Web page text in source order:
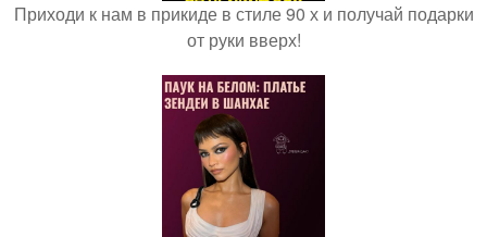
Приходи к нам в прикиде в стиле 90 х и получай подарки
от руки вверх!